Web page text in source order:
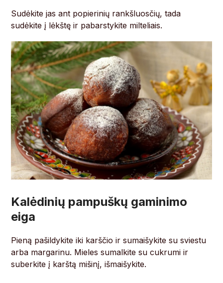
Sudėkite jas ant popierinių rankšluosčių, tada
sudėkite į lėkštę ir pabarstykite milteliais.
Kalėdinių pampuškų gaminimo
eiga
Pieną pašildykite iki karščio ir sumaišykite su sviestu
arba margarinu. Mieles sumalkite su cukrumi ir
suberkite į karštą mišinį, išmaišykite.